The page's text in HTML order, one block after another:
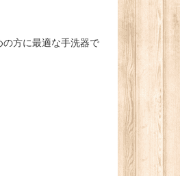
方に最適な手洗器で